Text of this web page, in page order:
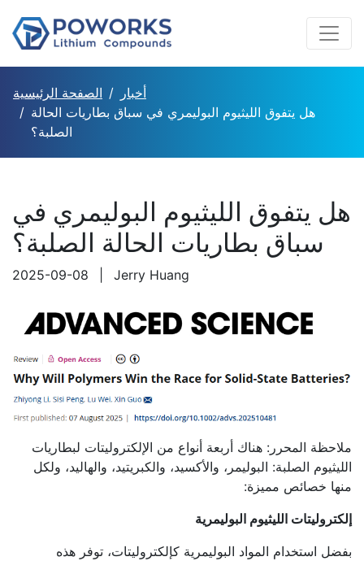
الصفحة الرئيسية
أخبار
هل يتفوق الليثيوم البوليمري في سباق بطاريات الحالة
الصلبة؟
هل يتفوق الليثيوم البوليمري في
سباق بطاريات الحالة الصلبة؟
2025-09-08 Jerry Huang
ملاحظة المحرر: هناك أربعة أنواع من الإلكتروليتات لبطاريات
الليثيوم الصلبة: البوليمر، والأكسيد، والكبريتيد، والهاليد، ولكل
منها خصائص مميزة:
إلكتروليتات الليثيوم البوليمرية
بفضل استخدام المواد البوليمرية كإلكتروليتات، توفر هذه